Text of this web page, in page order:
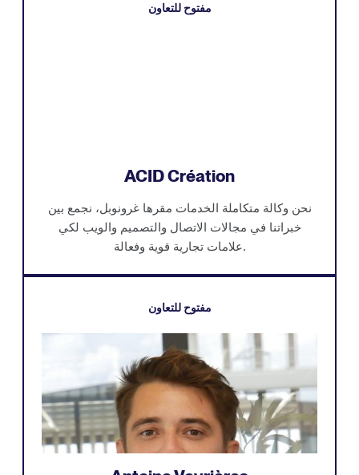
مفتوح للتعاون
ACID Création
نحن وكالة متكاملة الخدمات مقرها غرونوبل، نجمع بين
خبراتنا في مجالات الاتصال والتصميم والويب لكي
علامات تجارية قوية وفعالة.
مفتوح للتعاون